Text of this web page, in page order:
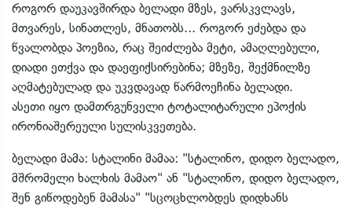
როგორ დაუკავშირდა ბელადი მზეს, ვარსკვლავს,
მთვარეს, სინათლეს, მნათობს... როგორ ეძებდა და
წვალობდა პოეზია, რაც შეიძლება მეტი, ამაღლებული,
დიადი ეთქვა და დაეფიქსირებინა; მზეზე, შექმნილზე
აღმატებულად და უკვდავად წარმოეჩინა ბელადი.
ასეთი იყო დამთრგუნველი ტოტალიტარული ეპოქის
ირონიაშერეული სულისკვეთება.
ბელადი მამა: სტალინი მამაა: "სტალინო, დიდო ბელადო,
მშრომელი ხალხის მამაო" ან "სტალინო, დიდო ბელადო,
შენ გიწოდებენ მამასა" "სცოცხლობდეს დიდხანს